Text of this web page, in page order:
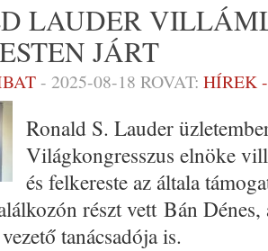
LAUDER
JÁRT
- 2025-08-18 ROVAT: HÍREK
Ronald S. Lauder
Világkongresszus elnöke
és felkereste az általa
részt vett Bán
tanácsadója is.